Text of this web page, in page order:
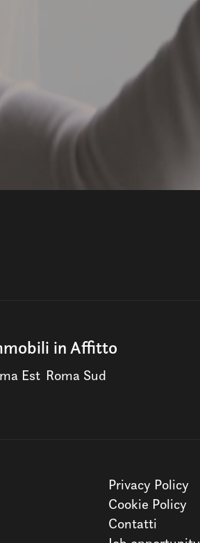
in Affitto
Est Roma Sud
Privacy Policy
Cookie Policy
Contatti